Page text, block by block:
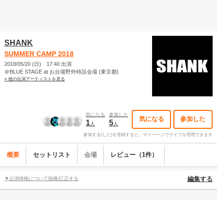
SHANK
SUMMER CAMP 2018
2018/05/20 (日) 17:40 出演
＠BLUE STAGE at お台場野外特設会場 (東京都)
» 他の出演アーティストを見る
気になる
1人
参加した
5人
気になる 参加した
参加する(した)を登録すると、マイページでライブを管理できます
概要 セットリスト 会場 レビュー（1件）
▼公演情報について指摘/訂正する 編集する